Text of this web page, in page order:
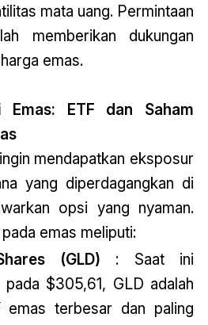
mata uang. Permintaan
memberikan dukungan
emas.
Emas: ETF dan Saham
mendapatkan eksposur
yang diperdagangkan di
opsi yang nyaman.
emas meliputi:
(GLD) : Saat ini
pada $305,61, GLD adalah
emas terbesar dan paling